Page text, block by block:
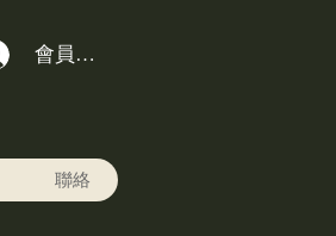
會員登入
聯絡